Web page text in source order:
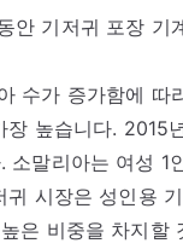
안 기저귀 포장 기
수가 증가함에 따
장 높습니다. 2015
말리아는 여성 1
시장은 성인용
은 비중을 차지할